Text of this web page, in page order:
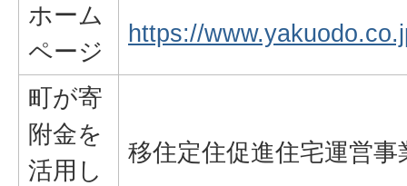
ホーム
ページ
https://
町が寄
附金を
活用し
移住定住促進住宅運営事